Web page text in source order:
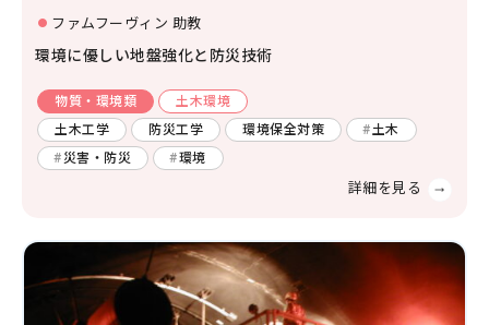
ファムフーヴィン 助教
環境に優しい地盤強化と防災技術
物質・環境類
土木環境
土木工学
防災工学 環境保全対策
土木
災害・防災
環境